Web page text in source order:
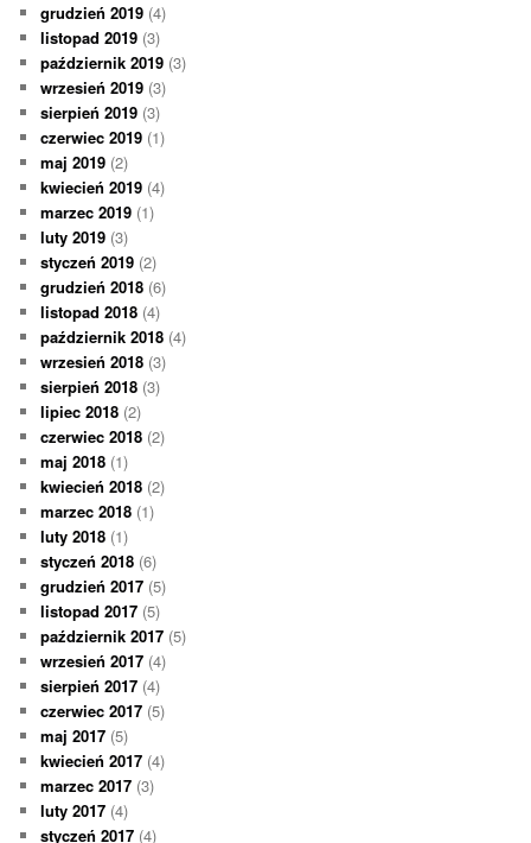
grudzień 2019 (4)
listopad 2019 (3)
październik 2019 (3)
wrzesień 2019 (3)
sierpień 2019 (3)
czerwiec 2019 (1)
maj 2019 (2)
kwiecień 2019 (4)
marzec 2019 (1)
luty 2019 (3)
styczeń 2019 (2)
grudzień 2018 (6)
listopad 2018 (4)
październik 2018 (4)
wrzesień 2018 (3)
sierpień 2018 (3)
lipiec 2018 (2)
czerwiec 2018 (2)
maj 2018 (1)
kwiecień 2018 (2)
marzec 2018 (1)
luty 2018 (1)
styczeń 2018 (6)
grudzień 2017 (5)
listopad 2017 (5)
październik 2017 (5)
wrzesień 2017 (4)
sierpień 2017 (4)
czerwiec 2017 (5)
maj 2017 (5)
kwiecień 2017 (4)
marzec 2017 (3)
luty 2017 (4)
styczeń 2017 (4)